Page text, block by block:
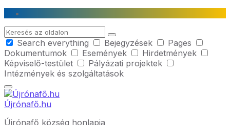
Skip
content
Skip
main
navigation
Skip
footer
Search
Search everything
Bejegyzések
Pages
Dokumentumok
Események
Hirdetmények
Képviselő-testület
Pályázati projektek
Intézmények és szolgáltatások
Újrónafő.hu
Újrónafő község honlapja